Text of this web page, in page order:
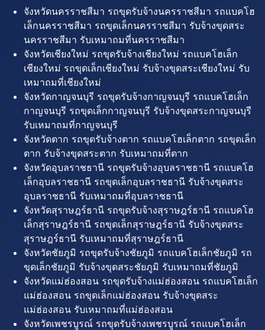
จังหวัดนครราชสีมา รถขุดรับจ้างนครราชสีมา รถแบคโฮ
เล็กนครราชสีมา รถขุดเล็กนครราชสีมา รับจ้างขุดสระ
นครราชสีมา รับเหมาถมที่นครราชสีมา
จังหวัดเชียงใหม่ รถขุดรับจ้างเชียงใหม่ รถแบคโฮเล็ก
เชียงใหม่ รถขุดเล็กเชียงใหม่ รับจ้างขุดสระเชียงใหม่ รับ
เหมาถมที่เชียงใหม่
จังหวัดกาญจนบุรี รถขุดรับจ้างกาญจนบุรี รถแบคโฮเล็ก
กาญจนบุรี รถขุดเล็กกาญจนบุรี รับจ้างขุดสระกาญจนบุรี
รับเหมาถมที่กาญจนบุรี
จังหวัดตาก รถขุดรับจ้างตาก รถแบคโฮเล็กตาก รถขุดเล็ก
ตาก รับจ้างขุดสระตาก รับเหมาถมที่ตาก
จังหวัดอุบลราชธานี รถขุดรับจ้างอุบลราชธานี รถแบคโฮ
เล็กอุบลราชธานี รถขุดเล็กอุบลราชธานี รับจ้างขุดสระ
อุบลราชธานี รับเหมาถมที่อุบลราชธานี
จังหวัดสุราษฎร์ธานี รถขุดรับจ้างสุราษฎร์ธานี รถแบคโฮ
เล็กสุราษฎร์ธานี รถขุดเล็กสุราษฎร์ธานี รับจ้างขุดสระ
สุราษฎร์ธานี รับเหมาถมที่สุราษฎร์ธานี
จังหวัดชัยภูมิ รถขุดรับจ้างชัยภูมิ รถแบคโฮเล็กชัยภูมิ รถ
ขุดเล็กชัยภูมิ รับจ้างขุดสระชัยภูมิ รับเหมาถมที่ชัยภูมิ
จังหวัดแม่ฮ่องสอน รถขุดรับจ้างแม่ฮ่องสอน รถแบคโฮเล็ก
แม่ฮ่องสอน รถขุดเล็กแม่ฮ่องสอน รับจ้างขุดสระ
แม่ฮ่องสอน รับเหมาถมที่แม่ฮ่องสอน
จังหวัดเพชรบูรณ์ รถขุดรับจ้างเพชรบูรณ์ รถแบคโฮเล็ก